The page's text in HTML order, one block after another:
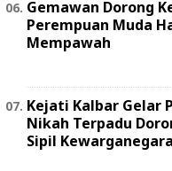
Gemawan Dorong
Perempuan Muda
Mempawah
Kejati Kalbar Gelar
Nikah Terpadu
Sipil